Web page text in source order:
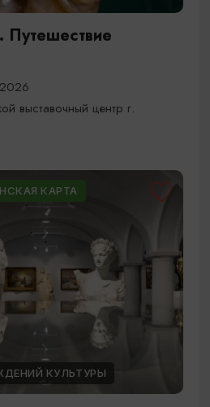
Путешествие
выставочный центр г.
КАРТА
КУЛЬТУРЫ